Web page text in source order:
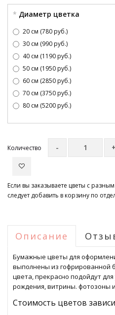
Диаметр цветка
20 см (780 руб.)
30 см (990 руб.)
40 см (1190 руб.)
50 см (1950 руб.)
60 см (2850 руб.)
70 см (3750 руб.)
80 см (5200 руб.)
Количество
Если вы заказываете цветы с
следует добавить в корзину по
Описание
Бумажные цветы для
выполнены из гофрированной
цвета, прекрасно подойдут
рождения, витрины. фотозоны
Стоимость цветов